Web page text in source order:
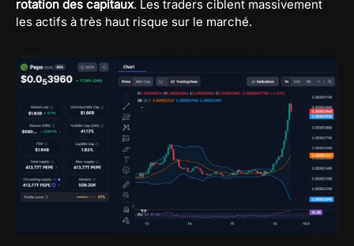
rotation des capitaux. Les traders ciblent massivement
les actifs à très haut risque sur le marché.